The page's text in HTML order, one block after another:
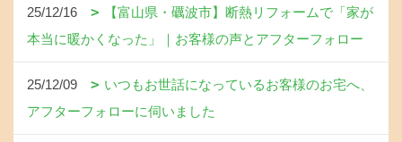
25/12/16
【富山県・礪波市】断熱リフォームで「家が
本当に暖かくなった」｜お客様の声とアフターフォロー
25/12/09
いつもお世話になっているお客様のお宅へ、
アフターフォローに伺いました